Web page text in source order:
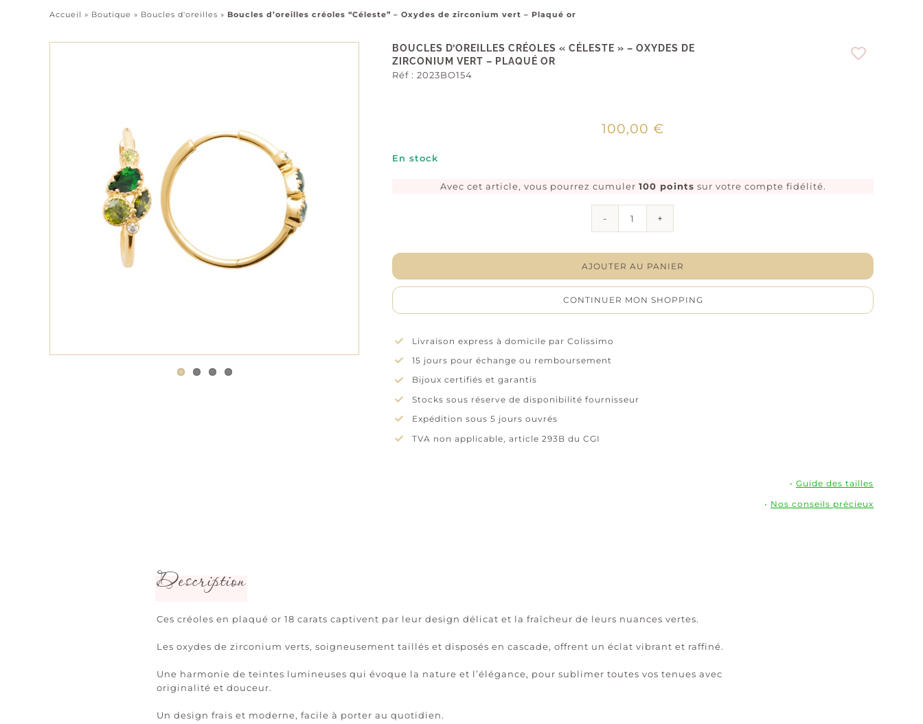
Accueil » Boutique » Boucles d'oreilles » Boucles d’oreilles créoles “Céleste” – Oxydes de zirconium vert – Plaqué or
BOUCLES D’OREILLES CRÉOLES « CÉLESTE » – OXYDES DE
ZIRCONIUM VERT – PLAQUÉ OR
Réf :2023BO154
100,00€
En stock
Avec cet article, vous pourrez cumuler 100 points sur votre compte fidélité.
d’oreilles
créoles
"Céleste"
AJOUTER AU PANIER
CONTINUER MON SHOPPING
Livraison express à domicile par Colissimo
15 jours pour échange ou remboursement
Bijoux certifiés et garantis
Stocks sous réserve de disponibilité fournisseur
Expédition sous 5 jours ouvrés
TVA non applicable, article 293B du CGI
•Guide des tailles
• Nos conseils précieux
Description
Ces créoles en plaqué or 18 carats captivent par leur design délicat et la fraîcheur de leurs nuances vertes.
Les oxydes de zirconium verts, soigneusement taillés et disposés en cascade, offrent un éclat vibrant et raffiné.
Une harmonie de teintes lumineuses qui évoque la nature et l’élégance, pour sublimer toutes vos tenues avec
originalité et douceur.
Un design frais et moderne, facile à porter au quotidien.